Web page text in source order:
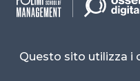
Questo sito utilizza i